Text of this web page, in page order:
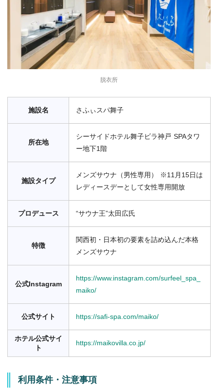
脱衣所
施設名 さふぃスパ舞子
所在地
シーサイドホテル舞子ビラ神戸 SPAタワ
ー地下1階
施設タイプ
メンズサウナ（男性専用） ※11月15日は
レディースデーとして女性専用開放
プロデュース “サウナ王”太田広氏
特徴
関西初・日本初の要素を詰め込んだ本格
メンズサウナ
公式Instagram
https://www.instagram.com/surfeel_spa_
maiko/
公式サイト https://safi-spa.com/maiko/
ホテル公式サイ
ト
https://maikovilla.co.jp/
利用条件・注意事項